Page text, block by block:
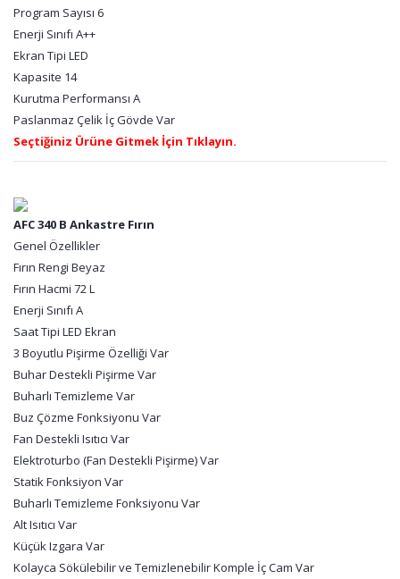
Program Sayısı 6
Enerji Sınıfı A++
Ekran Tipi LED
Kapasite 14
Kurutma Performansı A
Paslanmaz Çelik İç Gövde Var
Seçtiğiniz Ürüne Gitmek İçin Tıklayın.
AFC 340 B Ankastre Fırın
Genel Özellikler
Fırın Rengi Beyaz
Fırın Hacmi 72 L
Enerji Sınıfı A
Saat Tipi LED Ekran
3 Boyutlu Pişirme Özelliği Var
Buhar Destekli Pişirme Var
Buharlı Temizleme Var
Buz Çözme Fonksiyonu Var
Fan Destekli Isıtıcı Var
Elektroturbo (Fan Destekli Pişirme) Var
Statik Fonksiyon Var
Buharlı Temizleme Fonksiyonu Var
Alt Isıtıcı Var
Küçük Izgara Var
Kolayca Sökülebilir ve Temizlenebilir Komple İç Cam Var